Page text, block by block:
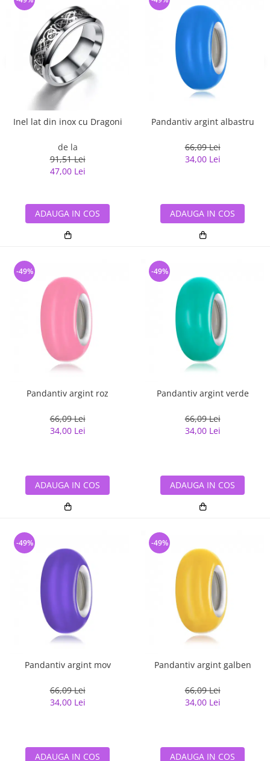
Inel lat din inox cu Dragoni
de la
91,51 Lei
47,00 Lei
ADAUGA IN COS
Pandantiv argint albastru
66,09 Lei
34,00 Lei
ADAUGA IN COS
Pandantiv argint roz
66,09 Lei
34,00 Lei
-49%
ADAUGA IN COS
Pandantiv argint verde
66,09 Lei
34,00 Lei
-49%
ADAUGA IN COS
Pandantiv argint mov
66,09 Lei
34,00 Lei
-49%
ADAUGA IN COS
Pandantiv argint galben
66,09 Lei
34,00 Lei
-49%
ADAUGA IN COS